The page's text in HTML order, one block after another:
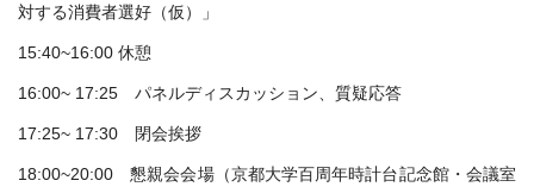
対する消費者選好（仮）」
15:40~16:00 休憩
16:00~ 17:25 パネルディスカッション、質疑応答
17:25~ 17:30 閉会挨拶
18:00~20:00 懇親会会場（京都大学百周年時計台記念館・会議室